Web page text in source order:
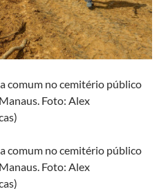
comum no cemitério público
Foto: Alex
comum no cemitério público
Foto: Alex